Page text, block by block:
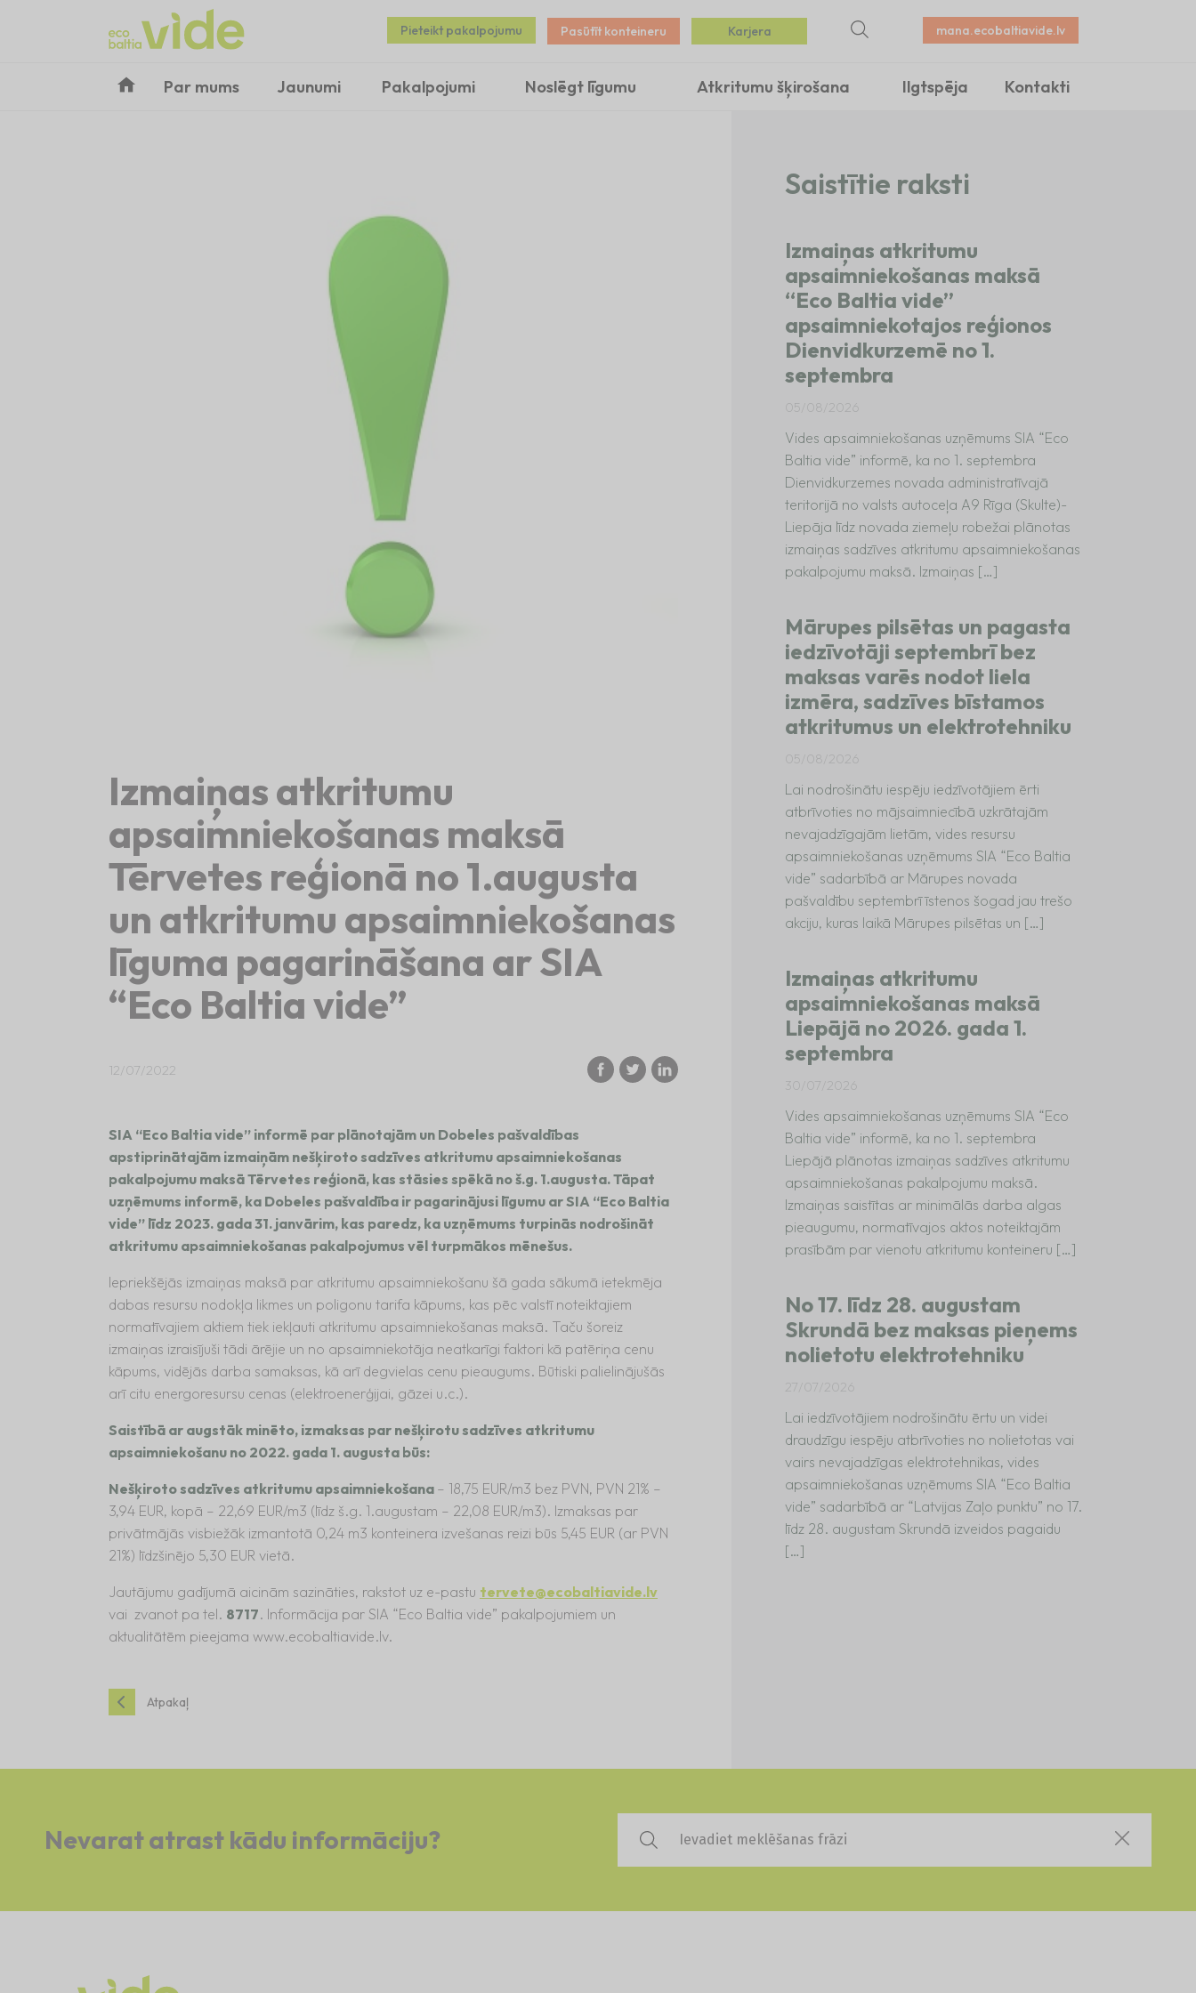
Pieteikt pakalpojumu Pasūtīt konteineru Karjera mana.ecobaltiavide.lv
Par mums Jaunumi Pakalpojumi Noslēgt līgumu Atkritumu šķirošana Ilgtspēja Kontakti
Izmaiņas atkritumu
apsaimniekošanas maksā
Tērvetes reģionā no 1.augusta
un atkritumu apsaimniekošanas
līguma pagarināšana ar SIA
“Eco Baltia vide”
12/07/2022
SIA “Eco Baltia vide” informē par plānotajām un Dobeles pašvaldības
apstiprinātajām izmaiņām nešķiroto sadzīves atkritumu apsaimniekošanas
pakalpojumu maksā Tērvetes reģionā, kas stāsies spēkā no š.g. 1.augusta. Tāpat
uzņēmums informē, ka Dobeles pašvaldība ir pagarinājusi līgumu ar SIA “Eco Baltia
vide” līdz 2023. gada 31. janvārim, kas paredz, ka uzņēmums turpinās nodrošināt
atkritumu apsaimniekošanas pakalpojumus vēl turpmākos mēnešus.
Iepriekšējās izmaiņas maksā par atkritumu apsaimniekošanu šā gada sākumā ietekmēja
dabas resursu nodokļa likmes un poligonu tarifa kāpums, kas pēc valstī noteiktajiem
normatīvajiem aktiem tiek iekļauti atkritumu apsaimniekošanas maksā. Taču šoreiz
izmaiņas izraisījuši tādi ārējie un no apsaimniekotāja neatkarīgi faktori kā patēriņa cenu
kāpums, vidējās darba samaksas, kā arī degvielas cenu pieaugums. Būtiski palielinājušās
arī citu energoresursu cenas (elektroenerģijai, gāzei u.c.).
Saistībā ar augstāk minēto, izmaksas par nešķirotu sadzīves atkritumu
apsaimniekošanu no 2022. gada 1. augusta būs:
Nešķiroto sadzīves atkritumu apsaimniekošana – 18,75 EUR/m3 bez PVN, PVN 21% –
3,94 EUR, kopā – 22,69 EUR/m3 (līdz š.g. 1.augustam – 22,08 EUR/m3). Izmaksas par
privātmājās visbiežāk izmantotā 0,24 m3 konteinera izvešanas reizi būs 5,45 EUR (ar PVN
21%) līdzšinējo 5,30 EUR vietā.
Jautājumu gadījumā aicinām sazināties, rakstot uz e-pastu tervete@ecobaltiavide.lv
vai zvanot pa tel. 8717. Informācija par SIA “Eco Baltia vide” pakalpojumiem un
aktualitātēm pieejama www.ecobaltiavide.lv.
Atpakaļ
Saistītie raksti
Izmaiņas atkritumu
apsaimniekošanas maksā
“Eco Baltia vide”
apsaimniekotajos reģionos
Dienvidkurzemē no 1.
septembra
05/08/2026
Vides apsaimniekošanas uzņēmums SIA “Eco
Baltia vide” informē, ka no 1. septembra
Dienvidkurzemes novada administratīvajā
teritorijā no valsts autoceļa A9 Rīga (Skulte)-
Liepāja līdz novada ziemeļu robežai plānotas
izmaiņas sadzīves atkritumu apsaimniekošanas
pakalpojumu maksā. Izmaiņas […]
Mārupes pilsētas un pagasta
iedzīvotāji septembrī bez
maksas varēs nodot liela
izmēra, sadzīves bīstamos
atkritumus un elektrotehniku
05/08/2026
Lai nodrošinātu iespēju iedzīvotājiem ērti
atbrīvoties no mājsaimniecībā uzkrātajām
nevajadzīgajām lietām, vides resursu
apsaimniekošanas uzņēmums SIA “Eco Baltia
vide” sadarbībā ar Mārupes novada
pašvaldību septembrī īstenos šogad jau trešo
akciju, kuras laikā Mārupes pilsētas un […]
Izmaiņas atkritumu
apsaimniekošanas maksā
Liepājā no 2026. gada 1.
septembra
30/07/2026
Vides apsaimniekošanas uzņēmums SIA “Eco
Baltia vide” informē, ka no 1. septembra
Liepājā plānotas izmaiņas sadzīves atkritumu
apsaimniekošanas pakalpojumu maksā.
Izmaiņas saistītas ar minimālās darba algas
pieaugumu, normatīvajos aktos noteiktajām
prasībām par vienotu atkritumu konteineru […]
No 17. līdz 28. augustam
Skrundā bez maksas pieņems
nolietotu elektrotehniku
27/07/2026
Lai iedzīvotājiem nodrošinātu ērtu un videi
draudzīgu iespēju atbrīvoties no nolietotas vai
vairs nevajadzīgas elektrotehnikas, vides
apsaimniekošanas uzņēmums SIA “Eco Baltia
vide” sadarbībā ar “Latvijas Zaļo punktu” no 17.
līdz 28. augustam Skrundā izveidos pagaidu
[…]
Nevarat atrast kādu informāciju?